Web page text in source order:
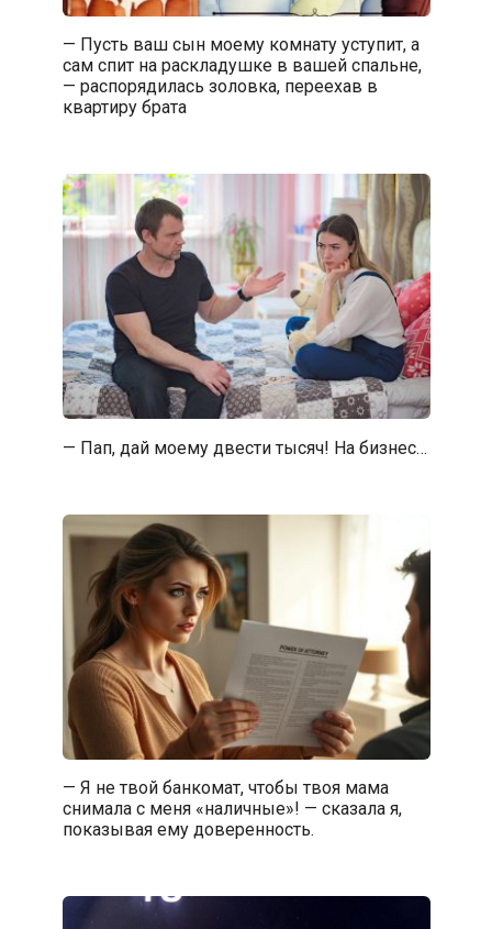
— Пусть ваш сын моему комнату уступит, а
сам спит на раскладушке в вашей спальне,
— распорядилась золовка, переехав в
квартиру брата
— Пап, дай моему двести тысяч! На бизнес…
— Я не твой банкомат, чтобы твоя мама
снимала с меня «наличные»! — сказала я,
показывая ему доверенность.